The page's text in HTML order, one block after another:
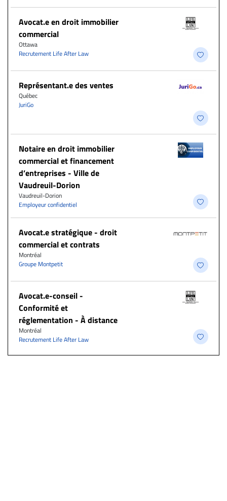
Avocat.e en droit immobilier
commercial
Ottawa
Recrutement Life After Law
Représentant.e des ventes
Québec
JuriGo
Notaire en droit immobilier
commercial et financement
d’entreprises - Ville de
Vaudreuil-Dorion
Vaudreuil-Dorion
Employeur confidentiel
Avocat.e stratégique - droit
commercial et contrats
Montréal
Groupe Montpetit
​Avocat.e-conseil -
Conformité et
réglementation - À distance
Montréal
Recrutement Life After Law